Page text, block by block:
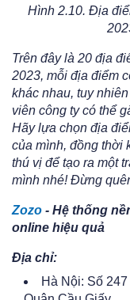
Hình 2.10. Địa
Trên đây là 20 địa
2023, mỗi địa điểm
khác nhau, tuy
viên công ty có thể
Hãy lựa chọn địa
của mình, đồng thời
thú vị để tạo ra một
mình nhé! Đừng
Zozo - Hệ thống
online hiệu quả
Địa chỉ:
Hà Nội: Số